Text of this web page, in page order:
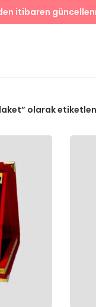
olarak
itibaren